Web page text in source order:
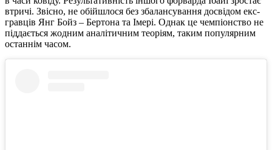
втричі. Звісно, не обійшлося без збалансування досвідом екс-
гравців Янг Бойз – Бертона та Імері. Однак це чемпіонство не
піддається жодним аналітичним теоріям, таким популярним
останнім часом.